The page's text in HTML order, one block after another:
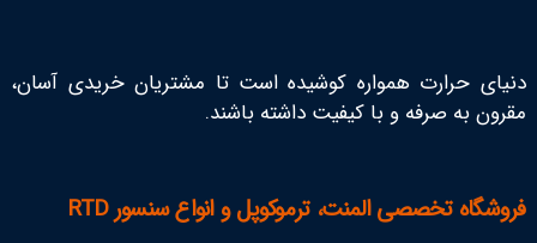
دنیای حرارت همواره کوشیده است تا مشتریان خریدی آسان،
مقرون به صرفه و با کیفیت داشته باشند.
فروشگاه تخصصی المنت، ترموکوپل و انواع سنسور RTD